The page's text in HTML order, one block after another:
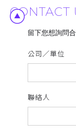
CONTACT
留下您想詢問
公司／單位
聯絡人